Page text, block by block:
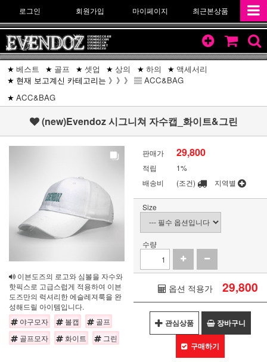
로그인 회원가입 마이페이지 최근본상품
베스트 골프 셋업 상의 하의
액세서리
현재 보고계신 카테고리는 》》》 ▤ ACC&BAG
ACC&BAG
(new)Evendoz 시그니쳐 자수캡_화이트&그린
이븐도즈의 로고와 심볼을 자수와
핫픽스로 고급스럽게 적용하여 이븐
도즈만의 럭셔리한 에슬레져룩을 완
성해드릴 아이템입니다.
야구모자
볼캡
골프
골프모자
화이트 그린
판매가 29,800
적립
1%
배송비
(조건) 지역별
Size
수량
옵션 적용가 29,800
관심상품 장바구니
구매하기